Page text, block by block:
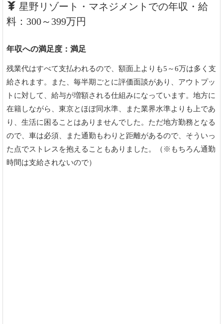
星野リゾート・マネジメントでの年収・給
料：300～399万円
年収への満足度：満足
残業代はすべて支払われるので、額面上よりも5～6万は多く支
給されます。また、毎半期ごとに評価面談があり、アウトプッ
トに対して、給与が増額される仕組みになっています。地方に
在籍しながら、東京とほぼ同水準、また業界水準よりも上であ
り、生活に困ることはありませんでした。ただ地方勤務となる
ので、車は必須、また通勤もわりと距離があるので、そういっ
た点でストレスを抱えることもありました。（※もちろん通勤
時間は支給されないので）